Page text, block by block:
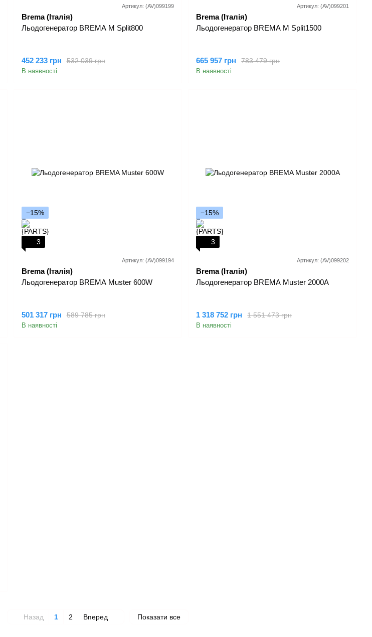
Артикул: (AV)099199
Brema (Італія)
Льодогенератор BREMA M Split800
532 039 грн
452 233 грн
В наявності
Артикул: (AV)099201
Brema (Італія)
Льодогенератор BREMA M Split1500
783 479 грн
665 957 грн
В наявності
−15%
3
Артикул: (AV)099194
Brema (Італія)
Льодогенератор BREMA Muster 600W
589 785 грн
501 317 грн
В наявності
−15%
3
Артикул: (AV)099202
Brema (Італія)
Льодогенератор BREMA Muster 2000A
1 551 473 грн
1 318 752 грн
В наявності
Назад 1 2 Вперед Показати все